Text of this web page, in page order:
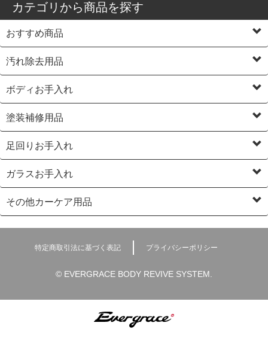
カテゴリから商品を探す
おすすめ商品
汚れ除去用品
ボディお手入れ
塗装補修用品
足回りお手入れ
ガラスお手入れ
その他カーケア用品
特定商取引法に基づく表記 プライバシーポリシー
© EVERGRACE BODY REVIVE SYSTEM.